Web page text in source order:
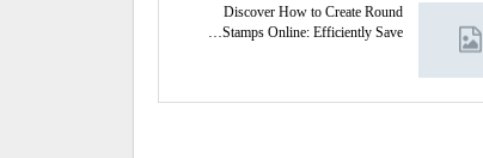
Discover How to Create Round
Stamps Online: Efficiently Save…